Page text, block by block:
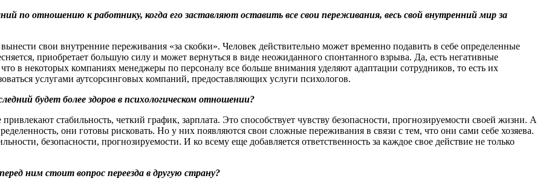
по отношению к работнику, когда его заставляют оставить все свои переживания, весь свой внутренний мир за
свои внутренние переживания «за скобки». Человек действительно может временно подавить в себе определенные
приобретает большую силу и может вернуться в виде неожиданного спонтанного взрыва. Да, есть негативные
в некоторых компаниях менеджеры по персоналу все больше внимания уделяют адаптации сотрудников, то есть их
услугами аутсорсинговых компаний, предоставляющих услуги психологов.
будет более здоров в психологическом отношении?
стабильность, четкий график, зарплата. Это способствует чувству безопасности, прогнозируемости своей жизни. А
они готовы рисковать. Но у них появляются свои сложные переживания в связи с тем, что они сами себе хозяева.
безопасности, прогнозируемости. И ко всему еще добавляется ответственность за каждое свое действие не только
ним стоит вопрос переезда в другую страну?